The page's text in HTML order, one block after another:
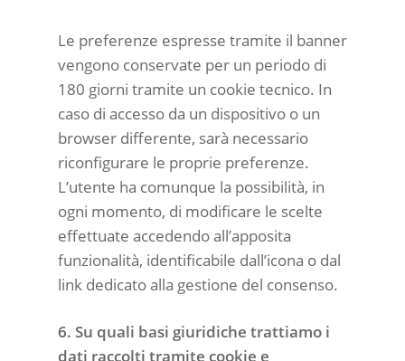
Le preferenze espresse tramite il banner
vengono conservate per un periodo di
180 giorni tramite un cookie tecnico. In
caso di accesso da un dispositivo o un
browser differente, sarà necessario
riconfigurare le proprie preferenze.
L’utente ha comunque la possibilità, in
ogni momento, di modificare le scelte
effettuate accedendo all’apposita
funzionalità, identificabile dall’icona o dal
link dedicato alla gestione del consenso.
6. Su quali basi giuridiche trattiamo i
dati raccolti tramite cookie e